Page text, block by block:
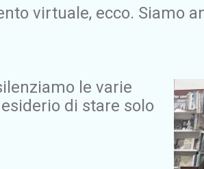
virtuale, ecco. Siamo
le varie
di stare solo